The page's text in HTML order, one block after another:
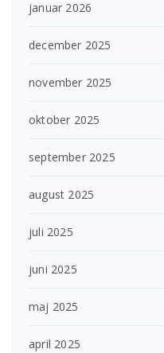
januar 2026
december 2025
november 2025
oktober 2025
september 2025
august 2025
juli 2025
juni 2025
maj 2025
april 2025